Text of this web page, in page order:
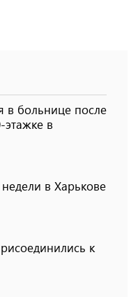
в больнице после
этажке в
в Харькове
к